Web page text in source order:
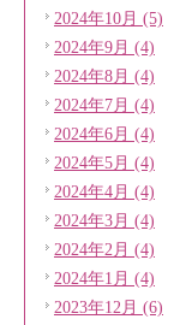
2024年10月 (5)
2024年9月 (4)
2024年8月 (4)
2024年7月 (4)
2024年6月 (4)
2024年5月 (4)
2024年4月 (4)
2024年3月 (4)
2024年2月 (4)
2024年1月 (4)
2023年12月 (6)